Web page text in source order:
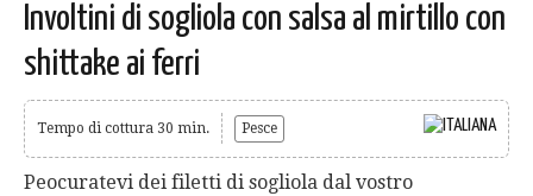
Involtini di sogliola con salsa al mirtillo con
shittake ai ferri
Tempo di cottura 30 min. Pesce
Peocuratevi dei filetti di sogliola dal vostro